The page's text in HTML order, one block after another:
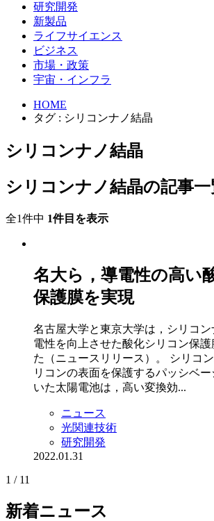
研究開発
新製品
ライフサイエンス
ビジネス
市場・政策
宇宙・インフラ
HOME
タグ : シリコンナノ結晶
シリコンナノ結晶
シリコンナノ結晶の記事一
全1件中 1件目を表示
名大ら，導電性の高い
保護膜を実現
名古屋大学と東京大学は，シリコ
電性を向上させた酸化シリコン保
た（ニュースリリース）。 シリコ
リコンの表面を保護するパッシベ
いた太陽電池は，高い変換効...
ニュース
光関連技術
研究開発
2022.01.31
1 / 11
新着ニュース